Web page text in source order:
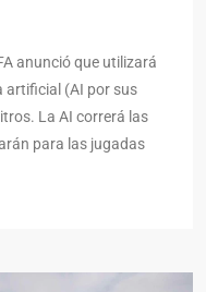
anunció que utilizará
artificial (AI por sus
La AI correrá las
para las jugadas